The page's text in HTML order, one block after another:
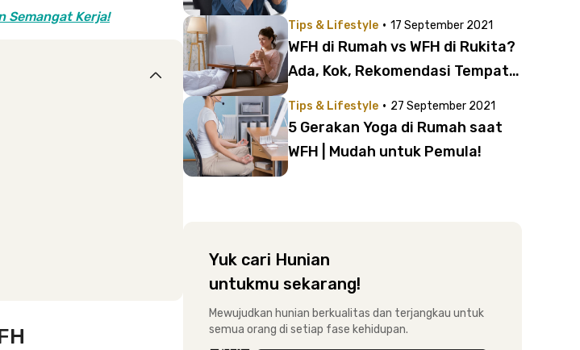
Semangat Kerja!
Tips & Lifestyle · 17 September 2021
WFH di Rumah vs WFH di Rukita?
Ada, Kok, Rekomendasi Tempat
Tips & Lifestyle · 27 September 2021
5 Gerakan Yoga di Rumah saat
WFH | Mudah untuk Pemula!
Yuk cari Hunian
untukmu sekarang!
Mewujudkan hunian berkualitas dan terjangkau untuk
semua orang di setiap fase kehidupan.